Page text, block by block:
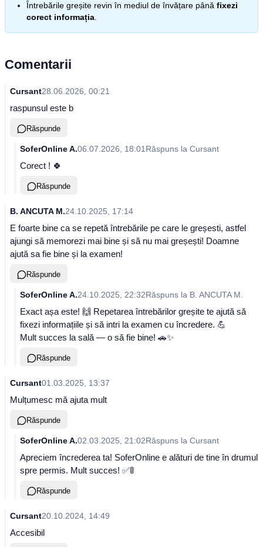
Întrebările greșite revin în mediul de învățare până fixezi
corect informația
Comentarii
Cursant28.06.2026, 00:21
raspunsul este b
Răspunde
SoferOnline A.06.07.2026, 18:01 Răspuns la Cursant
Corect ! 🍀
Răspunde
B. ANCUTA M.24.10.2025, 17:14
E foarte bine ca se repetă întrebările pe care le greșesti, astfel
ajungi să memorezi mai bine și să nu mai greșești! Doamne
ajută sa fie bine și la examen!
Răspunde
SoferOnline A.24.10.2025, 22:32Răspuns la B. ANCUTA M.
Exact așa este! 🙌 Repetarea întrebărilor greșite te ajută să
fixezi informațiile și să intri la examen cu încredere. 💪
Mult succes la sală — o să fie bine! 🚗✨
Răspunde
Cursant01.03.2025, 13:37
Mulțumesc mă ajuta mult
Răspunde
SoferOnline A.02.03.2025, 21:02Răspuns la Cursant
Apreciem încrederea ta! SoferOnline e alături de tine în drumul
spre permis. Mult succes! ✅🚦
Răspunde
Cursant20.10.2024, 14:49
Accesibil